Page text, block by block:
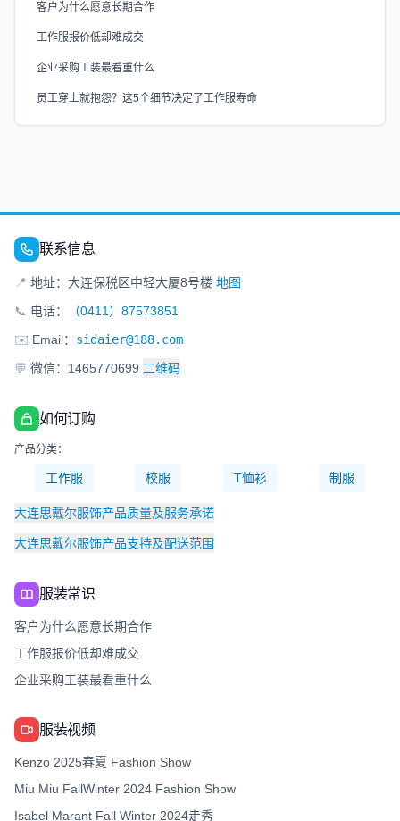
客户为什么愿意长期合作
工作服报价低却难成交
企业采购工装最看重什么
员工穿上就抱怨？这5个细节决定了工作服寿命
联系信息
📍 地址：大连保税区中轻大厦8号楼 地图
📞 电话：
（0411）87573851
✉️ Email： sidaier@188.com
💬 微信：1465770699 二维码
如何订购
产品分类：
工作服 校服 T恤衫 制服
大连思戴尔服饰产品质量及服务承诺
大连思戴尔服饰产品支持及配送范围
服装常识
客户为什么愿意长期合作
工作服报价低却难成交
企业采购工装最看重什么
服装视频
Kenzo 2025春夏 Fashion Show
Miu Miu FallWinter 2024 Fashion Show
Isabel Marant Fall Winter 2024走秀